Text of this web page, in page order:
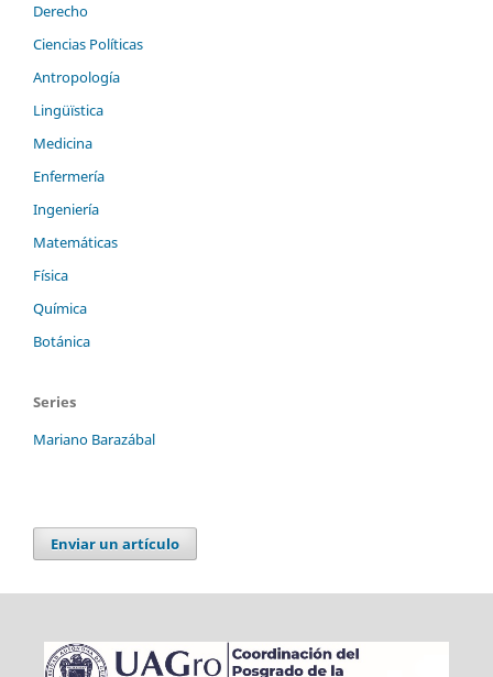
Derecho
Ciencias Políticas
Antropología
Lingüïstica
Medicina
Enfermería
Ingeniería
Matemáticas
Física
Química
Botánica
Series
Mariano Barazábal
Enviar un artículo